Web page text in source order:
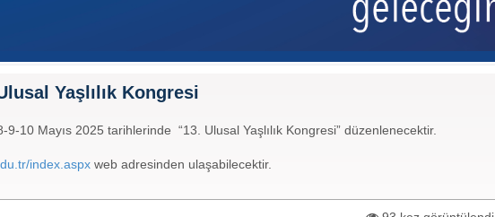
Yaşlılık Kongresi
10 Mayıs 2025 tarihlerinde “13. Ulusal Yaşlılık Kongresi” düzenlenecektir.
index.aspx web adresinden ulaşabilecektir.